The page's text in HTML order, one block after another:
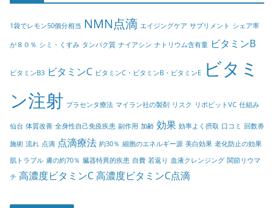
1袋でレモン50個分相当 NMN点滴 エイジングケア サプリメント シェア率
が８０％ シミ・くすみ タンパク質 ナイアシン ナトリウム含有量 ビタミンB
ビタミンB3 ビタミンC ビタミンC・ビタミンB・ビタミンE
ビタミ
ン注射 プラセンタ療法 マイラン社の製剤 リスク リポビットVC 仕組み
仙台 体質改善 全身性自己免疫疾患 副作用 加齢 効果 効率よく摂取 口コミ 回数券
施術 流れ 点滴 点滴療法 約30％ 細胞のエネルギー源 美白効果 老化防止の効果
肌トラブル 膚の約70％ 臓器特異的疾患 自費 若返り 血液クレンジング 関節リウマ
チ 高濃度ビタミンC高濃度ビタミンC点滴